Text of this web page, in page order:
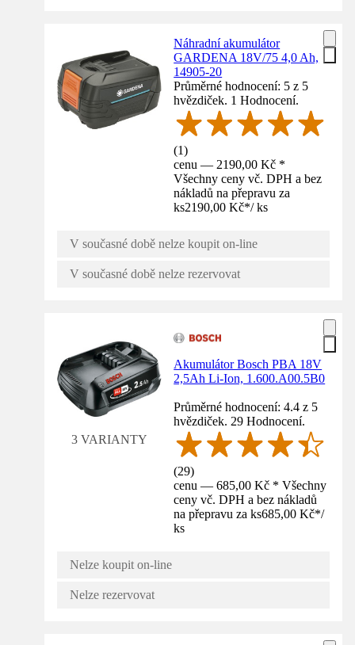
Náhradní akumulátor
GARDENA 18V/75 4,0 Ah,
14905-20
Průměrné hodnocení: 5 z 5
hvězdiček. 1 Hodnocení.
(1)
cenu — 2190,00 Kč *
Všechny ceny vč. DPH a bez
nákladů na přepravu za
ks2190,00 Kč*/ ks
V současné době nelze koupit on-line
V současné době nelze rezervovat
3 VARIANTY
Akumulátor Bosch PBA 18V
2,5Ah Li-Ion, 1.600.A00.5B0
Průměrné hodnocení: 4.4 z 5
hvězdiček. 29 Hodnocení.
(29)
cenu — 685,00 Kč * Všechny
ceny vč. DPH a bez nákladů
na přepravu za ks685,00 Kč*/
ks
Nelze koupit on-line
Nelze rezervovat